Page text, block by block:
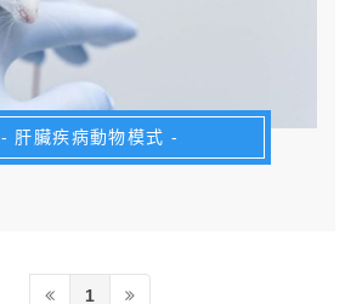
- 肝臟疾病動物模式 -
1